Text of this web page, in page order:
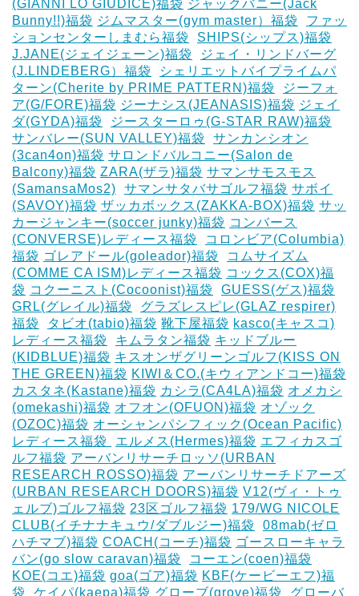
(GIANNI LO GIUDICE)福袋 ジャックバニー(Jack
Bunny!!)福袋 ジムマスター(gym master）福袋
ファッ
ションセンターしまむら福袋
SHIPS(シップス)福袋
J.JANE(ジェイジェーン)福袋
ジェイ・リンドバーグ
(J.LINDEBERG）福袋
シェリエットバイプライムパ
ターン(Cherite by PRIME PATTERN)福袋
ジーフォ
ア(G/FORE)福袋 ジーナシス(JEANASIS)福袋 ジェイ
ダ(GYDA)福袋
ジースターロゥ(G-STAR RAW)福袋
サンバレー(SUN VALLEY)福袋
サンカンシオン
(3can4on)福袋 サロンドバルコニー(Salon de
Balcony)福袋 ZARA(ザラ)福袋 サマンサモスモス
(SamansaMos2)
サマンサタバサゴルフ福袋 サボイ
(SAVOY)福袋 ザッカボックス(ZAKKA-BOX)福袋 サッ
カージャンキー(soccer junky)福袋 コンバース
(CONVERSE)レディース福袋
コロンビア(Columbia)
福袋 ゴレアドール(goleador)福袋
コムサイズム
(COMME CA ISM)レディース福袋 コックス(COX)福
袋 コクーニスト(Cocoonist)福袋
GUESS(ゲス)福袋
GRL(グレイル)福袋
グラズレスピレ(GLAZ respirer)
福袋
タビオ(tabio)福袋 靴下屋福袋 kasco(キャスコ)
レディース福袋
キムラタン福袋 キッドブルー
(KIDBLUE)福袋 キスオンザグリーンゴルフ(KISS ON
THE GREEN)福袋 KIWI＆CO.(キウィアンドコー)福袋
カスタネ(Kastane)福袋 カシラ(CA4LA)福袋 ‎オメカシ
(omekashi)福袋 オフオン(OFUON)福袋 オゾック
(OZOC)福袋 オーシャンパシフィック(Ocean Pacific)
レディース福袋 ‎
エルメス(Hermes)福袋 エフィカスゴ
ルフ福袋 アーバンリサーチロッソ(URBAN
RESEARCH ROSSO)福袋 アーバンリサーチドアーズ
(URBAN RESEARCH DOORS)福袋 V12(ヴィ・トゥ
ェルブ)ゴルフ福袋 23区ゴルフ福袋 179/WG NICOLE
CLUB(イチナナキュウ/ダブルジー)福袋
08mab(ゼロ
ハチマブ)福袋 COACH(コーチ)福袋 ゴースローキャラ
バン(go slow caravan)福袋
コーエン(coen)福袋
KOE(コエ)福袋 goa(ゴア)福袋 KBF(ケービーエフ)福
袋
ケイパ(kaepa)福袋 グローブ(grove)福袋
グローバ